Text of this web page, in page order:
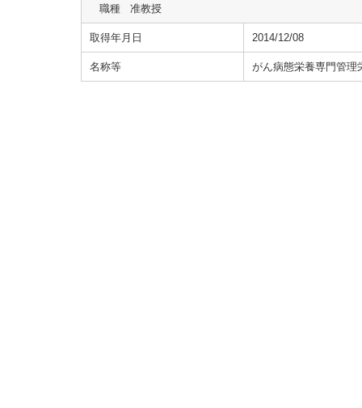
職種
准教授
取得年月日 2014/12/08
名称等 がん病態栄養専門管理